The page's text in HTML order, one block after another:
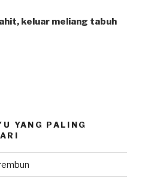
keluar meliang tabuh
YANG PALING